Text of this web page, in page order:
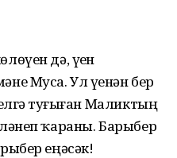
дә, үҙен
Муса. Ул үҙенән бер
туҙғыған Маликтың
ҡараны. Барыбер
еңәсәк!